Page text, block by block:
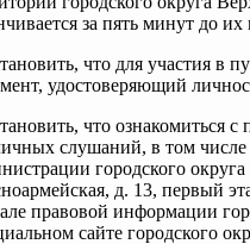
за пять минут до их
что для участия в
удостоверяющий
что ознакомиться
слушаний, в том числе
городского
д. 13, первый
правовой информации
сайте городского